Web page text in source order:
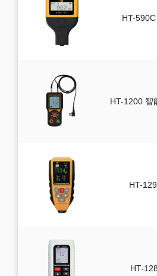
分体式测振仪
HT-
HT-1200 智
HT-
HT-